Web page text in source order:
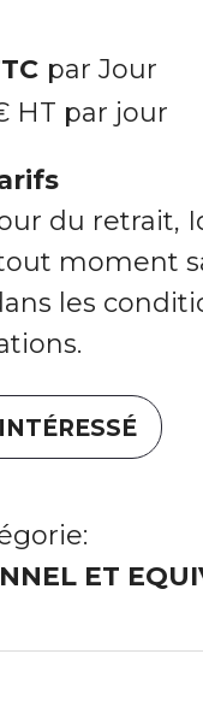
par Jour
HT par jour
du retrait,
moment
les
ET